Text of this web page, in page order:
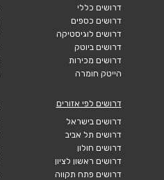
דרושים כללי
דרושים כספים
דרושים לוגיסטיקה
דרושים ביוטק
דרושים מכירות
הייטק חומרה
דרושים לפי אזורים
דרושים בישראל
דרושים תל אביב
דרושים חולון
דרושים ראשון לציון
דרושים פתח תקווה